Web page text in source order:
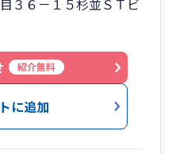
ム、WEB面談等を利用
の会計・税務を処理さ
りました。
ら九州まで多彩な地域
ております。
ては、当事務所のHPを
紹介無料
に追加